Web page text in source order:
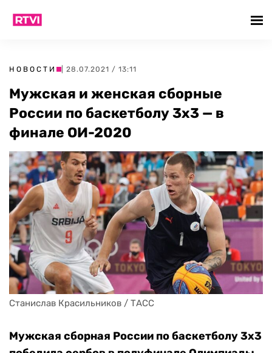
НОВОСТИ | 28.07.2021 / 13:11
Мужская и женская сборные
России по баскетболу 3х3 — в
финале ОИ-2020
Станислав Красильников / ТАСС
Мужская сборная России по баскетболу 3х3